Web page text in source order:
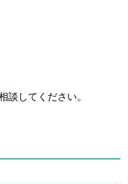
談してください。